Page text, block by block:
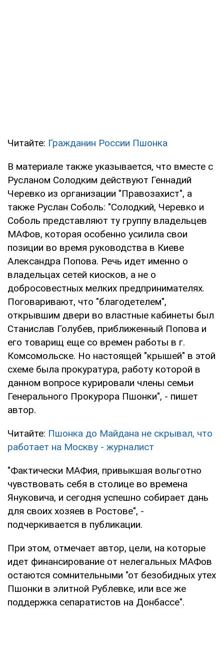
Читайте: Гражданин России Пшонка
В материале также указывается, что вместе с
Русланом Солодким действуют Геннадий
Черевко из организации "Правозахист", а
также Руслан Соболь: "Солодкий, Черевко и
Соболь представляют ту группу владельцев
МАФов, которая особенно усилила свои
позиции во время руководства в Киеве
Александра Попова. Речь идет именно о
владельцах сетей киосков, а не о
добросовестных мелких предпринимателях.
Поговаривают, что "благодетелем",
открывшим двери во властные кабинеты был
Станислав Голубев, приближенный Попова и
его товарищ еще со времен работы в г.
Комсомольске. Но настоящей "крышей" в этой
схеме была прокуратура, работу которой в
данном вопросе курировали члены семьи
Генерального Прокурора Пшонки", - пишет
автор.
Читайте: Пшонка до Майдана не скрывал, что
работает на Москву - журналист
"Фактически МАФия, привыкшая вольготно
чувствовать себя в столице во времена
Януковича, и сегодня успешно собирает дань
для своих хозяев в Ростове", -
подчеркивается в публикации.
При этом, отмечает автор, цели, на которые
идет финансирование от нелегальных МАФов
остаются сомнительными "от безобидных утех
Пшонки в элитной Рублевке, или все же
поддержка сепаратистов на Донбассе".